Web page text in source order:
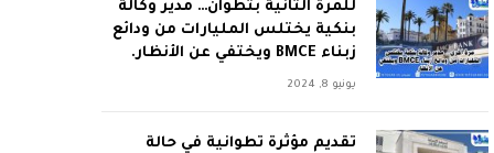
للمرة الثانية بتطوان… مدير وكالة
بنكية يختلس المليارات من ودائع
زبناء BMCE ويختفي عن الأنظار.
يونيو 8, 2024
تقديم مؤثرة تطوانية في حالة